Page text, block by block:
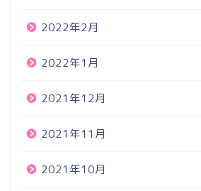
2022年2月
2022年1月
2021年12月
2021年11月
2021年10月